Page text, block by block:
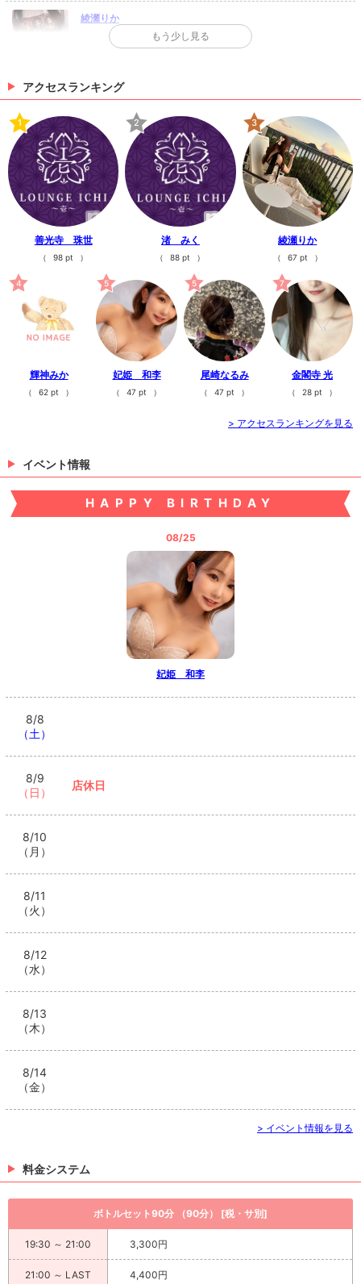
綾瀬りか
ディズニープリンセス風👸...
輝神みか
オタオメです🥰
今日はたまさんの誕生日🎉...
2日前
> 日記一覧を見る
もう少し見る
アクセスランキング
1
善光寺 珠世
（ 98 pt ）
2
渚 みく
（ 88 pt ）
3
綾瀬りか
（ 67 pt ）
4
輝神みか
（ 62 pt ）
5
妃姫 和李
（ 47 pt ）
5
尾崎なるみ
（ 47 pt ）
7
金閣寺 光
（ 28 pt ）
> アクセスランキングを見る
イベント情報
HAPPY BIRTHDAY
08/25
妃姫 和李
8/8
（土）
8/9
（日）
店休日
8/10
（月）
8/11
（火）
8/12
（水）
8/13
（木）
8/14
（金）
> イベント情報を見る
料金システム
ボトルセット90分 （90分） [税・サ別]
19:30 ～ 21:00 3,300円
21:00 ～ LAST 4,400円